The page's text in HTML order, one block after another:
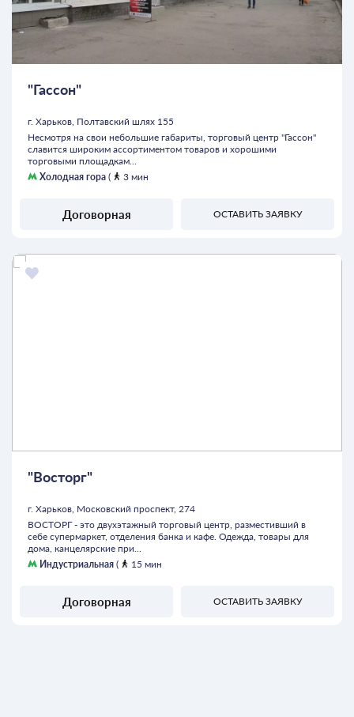
"Гассон"
г. Харьков, Полтавский шлях 155
Несмотря на свои небольшие габариты, торговый центр "Гассон"
славится широким ассортиментом товаров и хорошими
торговыми площадкам...
Холодная гора ( 3 мин
Договорная ОСТАВИТЬ ЗАЯВКУ
"Восторг"
г. Харьков, Московский проспект, 274
ВОСТОРГ - это двухэтажный торговый центр, разместивший в
себе супермаркет, отделения банка и кафе. Одежда, товары для
дома, канцелярские при...
Индустриальная ( 15 мин
Договорная ОСТАВИТЬ ЗАЯВКУ